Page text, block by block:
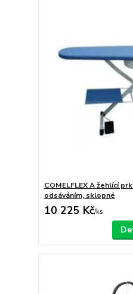
COMELFLEX A žehlící
odsáváním, sklopné
10 225 Kč/ks